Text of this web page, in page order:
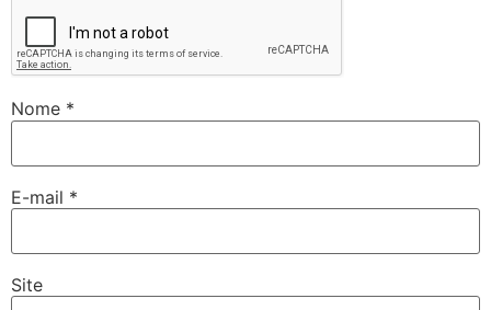
Nome *
E-mail *
Site